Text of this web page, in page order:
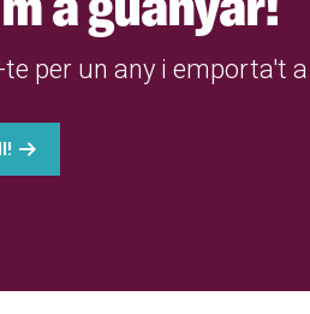
per un any i emporta't